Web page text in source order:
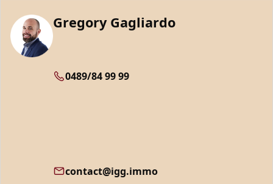
Gregory Gagliardo
0489/84 99 99
contact@igg.immo